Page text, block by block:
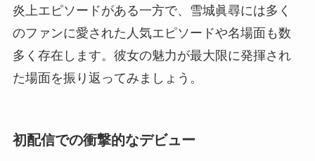
炎上エピソードがある一方で、雪城眞尋には多く
のファンに愛された人気エピソードや名場面も数
多く存在します。彼女の魅力が最大限に発揮され
た場面を振り返ってみましょう。
初配信での衝撃的なデビュー